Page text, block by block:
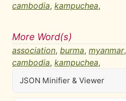
cambodia, kampuchea,
More Word(s)
association, burma, myanmar,
cambodia, kampuchea,
JSON Minifier & Viewer